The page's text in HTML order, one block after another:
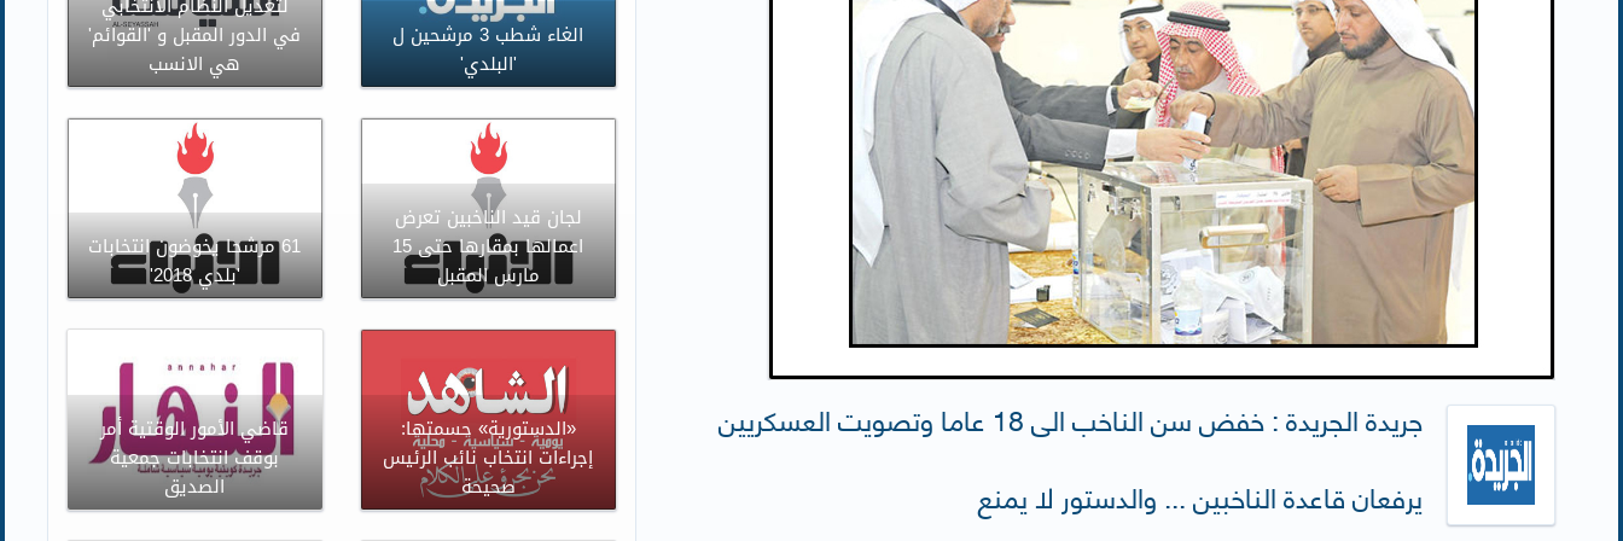
جريدة الجريدة : خفض سن الناخب الى 18 عاما وتصويت العسكريين
يرفعان قاعدة الناخبين ... والدستور لا يمنع
في الدور المقبل و 'القوائم'
هي الانسب
الغاء شطب 3 مرشحين ل
'البلدي'
61 مرشحا يخوضون انتخابات
'بلدي 2018'
لجان قيد الناخبين تعرض
اعمالها بمقارها حتى 15
مارس المقبل
قاضي الأمور الوقتية أمر
بوقف انتخابات جمعية
الصديق
«الدستورية» حسمتها:
إجراءات انتخاب نائب الرئيس
صحيحة